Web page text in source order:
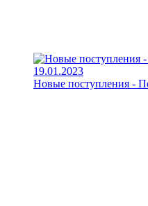
19.01.2023
Новые поступления -